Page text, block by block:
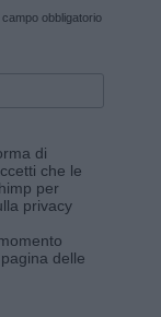
campo obbligatorio
di
che le
per
privacy
delle